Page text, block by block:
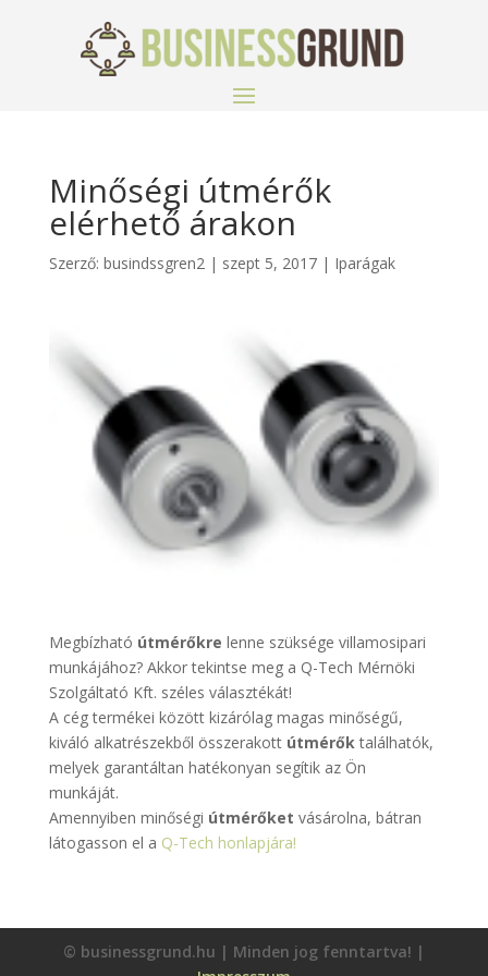
Minőségi útmérők
elérhető árakon
Szerző: busindssgren2| szept 5, 2017| Iparágak
Megbízható útmérőkre lenne szüksége villamosipari
munkájához? Akkor tekintse meg a Q-Tech Mérnöki
Szolgáltató Kft. széles választékát!
A cég termékei között kizárólag magas minőségű,
kiváló alkatrészekből összerakott útmérőktalálhatók,
melyek garantáltan hatékonyan segítik az Ön
munkáját.
Amennyiben minőségi útmérőket vásárolna, bátran
látogasson el a Q-Tech honlapjára!
© businessgrund.hu | Minden jog fenntartva! |